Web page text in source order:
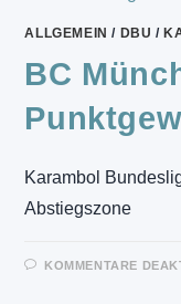
ALLGEMEIN / DBU /
BC
Karambol
Abstiegszone
KOMMENTARE